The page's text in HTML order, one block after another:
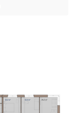
12,2 м² 12,4 м² 20,2 м²